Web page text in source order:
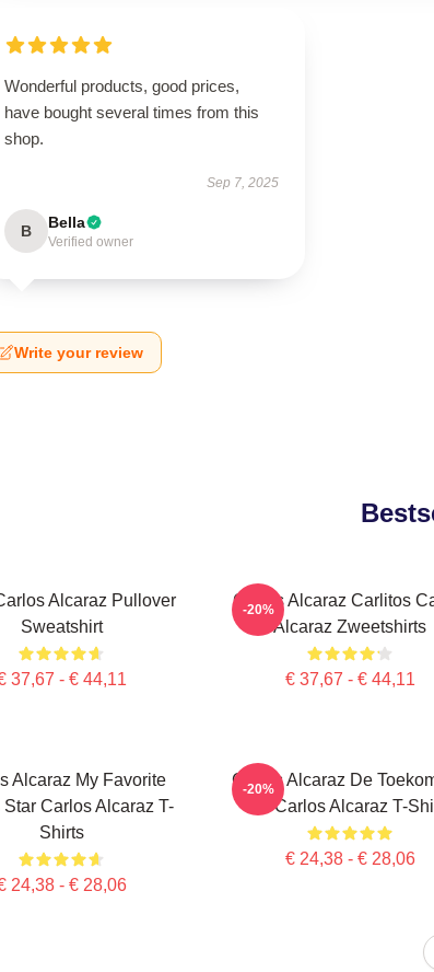
Wonderful products, good prices,
have bought several times from this
shop.
Sep 7, 2025
B Bella
Verified owner
Write your review
Alcaraz Pullover
Sweatshirt
37,67 - € 44,11
Carlos Alcaraz Carlitos
Alcaraz Zweetshirts
€ 37,67 - € 44,11
-20%
Alcaraz My Favorite
Star Carlos Alcaraz T-
Shirts
24,38 - € 28,06
Carlos Alcaraz De
Nu Carlos Alcaraz T-
€ 24,38 - € 28,06
-20%